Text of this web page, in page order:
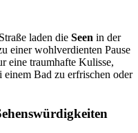
laden die Seen in der
einer wohlverdienten Pause
eine traumhafte Kulisse,
Bad zu erfrischen oder